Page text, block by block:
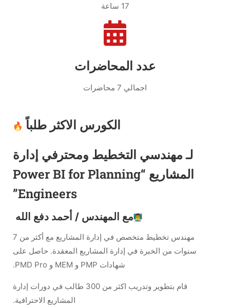
17 ساعة
عدد المحاضرات
اجمالي 7 محاضرات
الكورس الاكثر طلباً
لـ مهندسي التخطيط ومحترفي إدارة
المشاريع “Power BI for Planning
Engineers”
مع المهندس / أحمد دفع الله
مهندس تخطيط متخصص في إدارة المشاريع مع أكثر من 7
سنوات من الخبرة في إدارة المشاريع المعقدة. حاصل على
شهادات PMP و MEM و PMD Pro.
قام بتطوير وتدريب اكثر من 300 طالب في دورات إدارة
المشاريع الاحترافية.